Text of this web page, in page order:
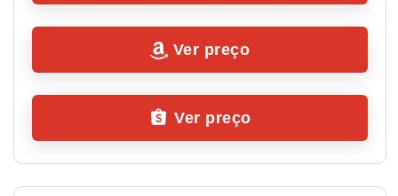
Ver preço
Ver preço